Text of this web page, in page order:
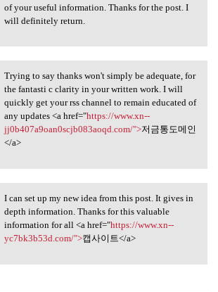
of your useful information. Thanks for the post. I
will definitely return.
to say thanks won't
Trying to say thanks won't simply be adequate, for
the fantasti c clarity in your written work. I will
quickly get your rss channel to remain educated of
any updates <a href="https://www.xn--
jj0b407a9oan0scjb083aoqd.com/">저금통도메인
</a>
set up my new idea from
I can set up my new idea from this post. It gives in
depth information. Thanks for this valuable
information for all <a href="https://www.xn--
yc7bk3b53d.com/">캡사이트</a>